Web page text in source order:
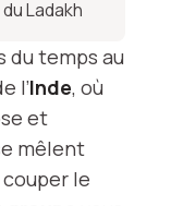
Ladakh
du temps au
l’Inde, où
et
mêlent
le